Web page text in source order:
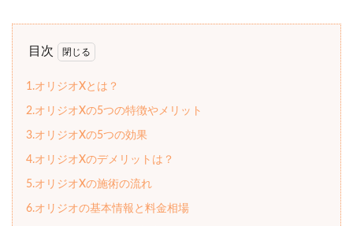
目次
1.オリジオXとは？
2.オリジオXの5つの特徴やメリット
3.オリジオXの5つの効果
4.オリジオXのデメリットは？
5.オリジオXの施術の流れ
6.オリジオの基本情報と料金相場